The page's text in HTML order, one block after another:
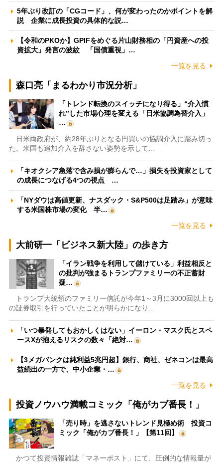
5年ぶり改訂の「CGコード」、何が変わったのかポイントを解
説 企業に成長投資の具体的な説…
【令和のPKOか】GPIFをめぐる片山財務相の「円資産への投
資拡大」発言の波紋 「国債重視」…
一覧を見る
森口亮「まるわかり市況分析」
「トレンド転換のスイッチになり得る」“介入慣
れ”した市場心理を変える「日米協調為替介入」
…
日米両政府が、約28年ぶりとなる円買いの協調介入に踏み切っ
た。米国も追加介入を辞さない姿勢を示して…
「キオクシア急落で含み損が膨らんで…」損失を投資家として
の成長につなげる4つの視点 …
「NYダウは高値更新、ナスダック・S&P500は足踏み」が意味
する米国株市場の変化 半…
一覧を見る
大前研一「ビジネス新大陸」の歩き方
「イラン戦争を利用して儲けている」利益相反と
の批判が強まるトランプファミリーの不正蓄財
疑…
トランプ大統領のファミリー信託が今年1～3月に3000回以上も
の証券取引を行っていたことが明らかになり…
「いつ暴発してもおかしくはない」イーロン・マスク氏とスペ
ースXが抱えるリスクの数々「絶対…
【3メガバンクは純利益5兆円超】銀行、商社、ゼネコンは最高
益続出の一方で、中小企業・…
一覧を見る
投資ノウハウ満載コミック「俺がカブ番長！」
「売り時」を逃さないトレンド見極め術 投資コ
ミック「俺がカブ番長！」【第11回】
かつて投資情報雑誌「マネーポスト」にて、圧倒的な情報量が